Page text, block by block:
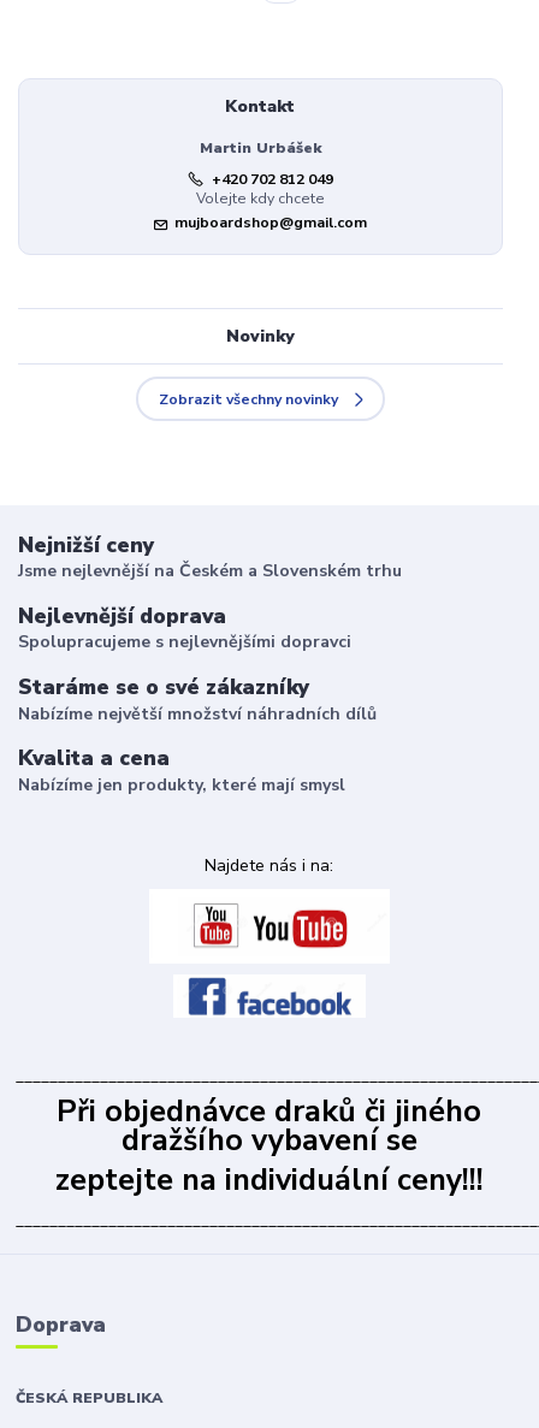
Kontakt
Martin Urbášek
+420 702 812 049
Volejte kdy chcete
mujboardshop@gmail.com
Novinky
Zobrazit všechny novinky
Nejnižší ceny
Jsme nejlevnější na Českém a Slovenském trhu
Nejlevnější doprava
Spolupracujeme s nejlevnějšími dopravci
Staráme se o své zákazníky
Nabízíme největší množství náhradních dílů
Kvalita a cena
Nabízíme jen produkty, které mají smysl
Najdete nás i na:
Při objednávce draků či jiného
dražšího vybavení se
zeptejte na individuální ceny!!!
Doprava
ČESKÁ REPUBLIKA